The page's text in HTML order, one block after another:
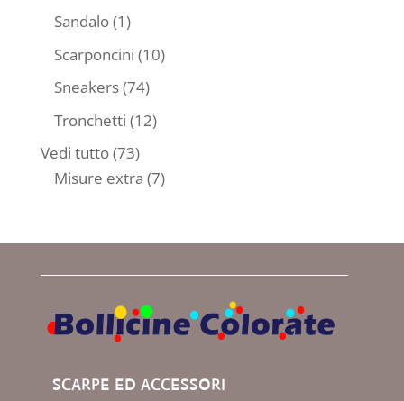
Sandalo 11
prodotto
Scarponcini 1010
Sneakers 7474
prodotti
Tronchetti 1212
Vedi tutto 7373
prodotti
Misure extra 77
SCARPE ED ACCESSORI